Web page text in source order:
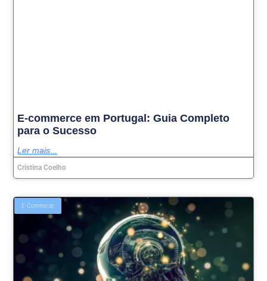
E-commerce em Portugal: Guia Completo
para o Sucesso
Ler mais...
Cristina Coelho
E-Commerce